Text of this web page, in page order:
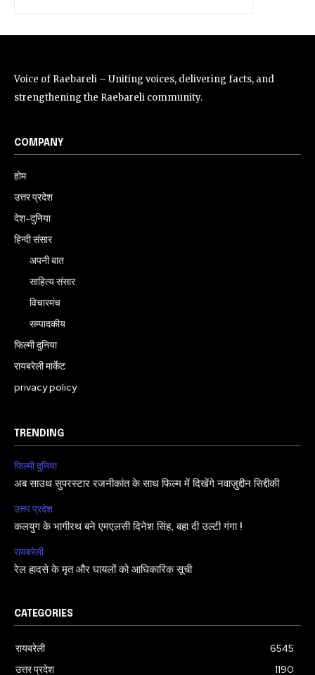
Voice of Raebareli – Uniting voices, delivering facts, and
strengthening the Raebareli community.
COMPANY
होम
उत्तर प्रदेश
देश-दुनिया
हिन्दी संसार
अपनी बात
साहित्य संसार
विचारमंच
सम्पादकीय
फिल्मी दुनिया
रायबरेली मार्केट
privacy policy
TRENDING
फिल्मी दुनिया
अब साउथ सुपरस्टार रजनीकांत के साथ फिल्म में दिखेंगे नवाज़ुद्दीन सिद्दीकी
उत्तर प्रदेश
कलयुग के भागीरथ बने एमएलसी दिनेश सिंह, बहा दी उल्टी गंगा !
रायबरेली
रेल हादसे के मृत और घायलों को आधिकारिक सूची
CATEGORIES
रायबरेली
6545
उत्तर प्रदेश
1190